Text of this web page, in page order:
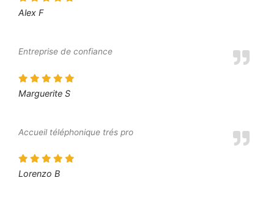
Alex F
Entreprise de confiance
Marguerite S
Accueil téléphonique trés pro
Lorenzo B